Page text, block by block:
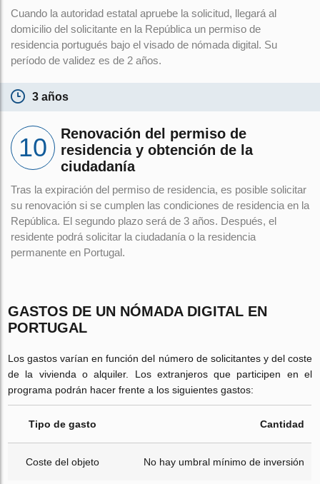
Cuando la autoridad estatal apruebe la solicitud, llegará al
domicilio del solicitante en la República un permiso de
residencia portugués bajo el visado de nómada digital. Su
período de validez es de 2 años.
3 años
Renovación del permiso de
residencia y obtención de la
ciudadanía
Tras la expiración del permiso de residencia, es posible solicitar
su renovación si se cumplen las condiciones de residencia en la
República. El segundo plazo será de 3 años. Después, el
residente podrá solicitar la ciudadanía o la residencia
permanente en Portugal.
GASTOS DE UN NÓMADA DIGITAL EN
PORTUGAL
Los gastos varían en función del número de solicitantes y del coste
de la vivienda o alquiler. Los extranjeros que participen en el
programa podrán hacer frente a los siguientes gastos:
Tipo de gasto Cantidad
Coste del objeto No hay umbral mínimo de inversión